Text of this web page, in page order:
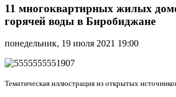
многоквартирных
жилых
домов
без
горячей
воды
Биробиджане
11 многоквартирных жилых
горячей воды в Биробиджане
понедельник, 19 июля 2021 19:00
Тематическая иллюстрация из открытых